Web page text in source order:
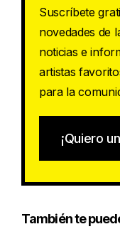
Suscríbete
novedades de
noticias e
artistas
para la
¡Quiero
También te